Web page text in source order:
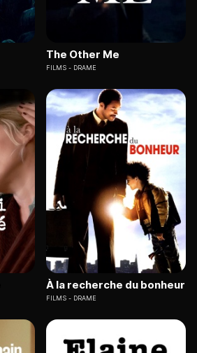
The Other Me
FILMS DRAME
À la recherche du bonheur
FILMS DRAME